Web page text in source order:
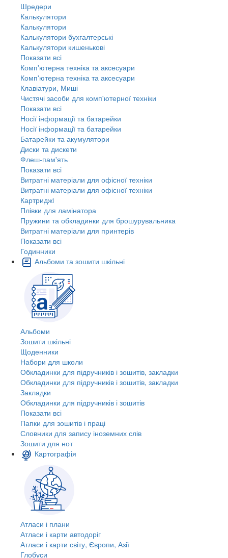
Шредери
Калькулятори
Калькулятори
Калькулятори бухгалтерські
Калькулятори кишенькові
Показати всі
Комп'ютерна техніка та аксесуари
Комп'ютерна техніка та аксесуари
Клавіатури, Миші
Чистячі засоби для комп'ютерної техніки
Показати всі
Носії інформації та батарейки
Носії інформації та батарейки
Батарейки та акумулятори
Диски та дискети
Флеш-пам'ять
Показати всі
Витратні матеріали для офісної техніки
Витратні матеріали для офісної техніки
Картриджi
Плівки для ламінатора
Пружини та обкладинки для брошурувальника
Витратні матеріали для принтерів
Показати всі
Годинники
Альбоми та зошити шкільні
Альбоми
Зошити шкільні
Щоденники
Набори для школи
Обкладинки для підручників і зошитів, закладки
Обкладинки для підручників і зошитів, закладки
Закладки
Обкладинки для підручників і зошитів
Показати всі
Папки для зошитів і праці
Словники для запису іноземних слів
Зошити для нот
Картографія
Атласи і плани
Атласи і карти автодоріг
Атласи і карти світу, Європи, Азії
Глобуси